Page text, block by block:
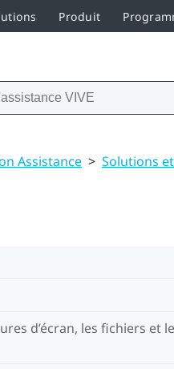
Produit
Assistance > Solutions
d’écran, les fichiers et